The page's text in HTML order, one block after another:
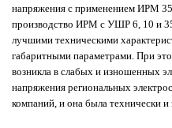
напряжения с применением ИРМ
производство ИРМ с УШР 6, 10 и
лучшими техническими
габаритными параметрами. При
возникла в слабых и изношенных
напряжения региональных
компаний, и она была технически